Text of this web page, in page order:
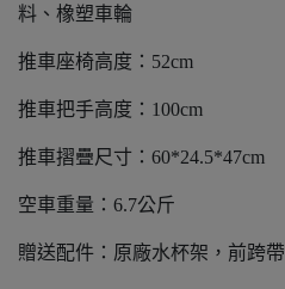
料、橡塑車輪
推車座椅高度：52cm
推車把手高度：100cm
推車摺疊尺寸：60*24.5*47cm
空車重量：6.7公斤
贈送配件：原廠水杯架，前跨